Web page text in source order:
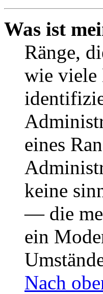
Was ist
Ränge,
wie viele
eines
keine
— die
ein
Nach